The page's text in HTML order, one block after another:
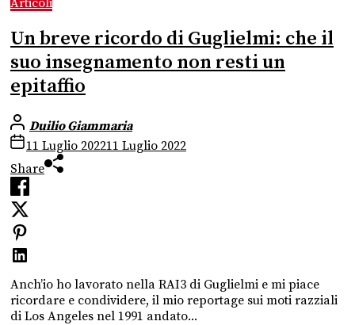
Un breve ricordo di Guglielmi: che il
suo insegnamento non resti un
epitaffio
Duilio Giammaria
11 Luglio 202211 Luglio 2022
Share
Anch’io ho lavorato nella RAI3 di Guglielmi e mi piace
ricordare e condividere, il mio reportage sui moti razziali
di Los Angeles nel 1991 andato...